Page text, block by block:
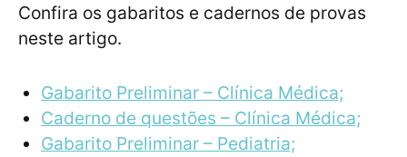
Confira os gabaritos e cadernos de provas
neste artigo.
Gabarito Preliminar – Clínica Médica;
Caderno de questões – Clínica Médica;
Gabarito Preliminar – Pediatria;